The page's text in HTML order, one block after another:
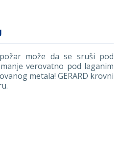
može da se sruši pod
verovatno pod laganim
metala! GERARD krovni